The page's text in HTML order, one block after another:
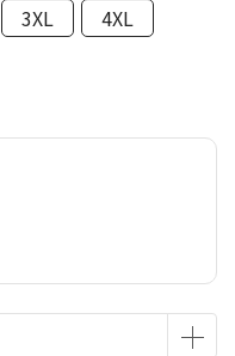
3XL
4XL